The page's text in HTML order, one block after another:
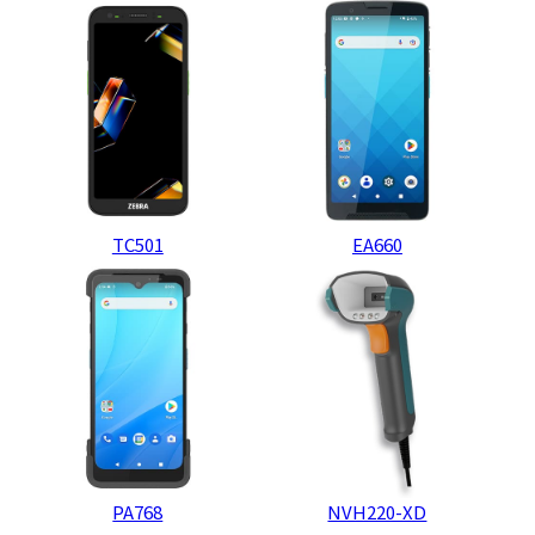
TC501 EA660
PA768 NVH220-XD